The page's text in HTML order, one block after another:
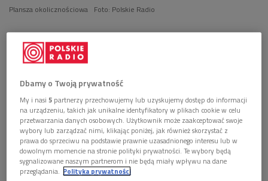
Plansza okolicznościowa Foto: Polskie Radio
POSŁUCHAJ
118:13
Białowieża - natura, kultura, pogranicze (Dwójka na
miejscu)
Dbamy o Twoją prywatność
My i nasi5 partnerzy przechowujemy lub uzyskujemy dostęp do informacji
na urządzeniu, takich jak unikalne identyfikatory w plikach cookie w celu
przetwarzania danych osobowych. Użytkownik może zaakceptować swoje
wybory lub zarządzać nimi, klikając poniżej, jak również skorzystać z
prawa do sprzeciwu na podstawie prawnie uzasadnionego interesu lub w
dowolnym momencie na stronie polityki prywatności. Te wybory będą
sygnalizowane naszym partnerom i nie będą miały wpływu na dane
przeglądania. Polityka prywatności